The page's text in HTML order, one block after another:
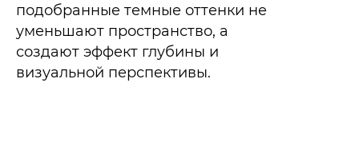
подобранные темные оттенки не
уменьшают пространство, а
создают эффект глубины и
визуальной перспективы.​